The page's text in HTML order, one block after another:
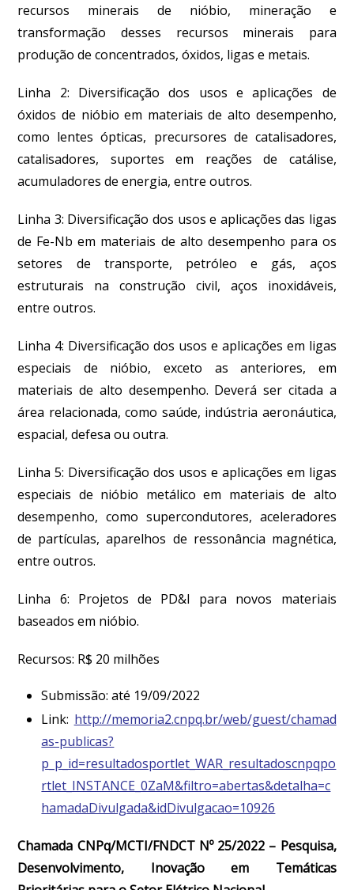
recursos minerais de nióbio, mineração e
transformação desses recursos minerais para
produção de concentrados, óxidos, ligas e metais.
Linha 2: Diversificação dos usos e aplicações de
óxidos de nióbio em materiais de alto desempenho,
como lentes ópticas, precursores de catalisadores,
catalisadores, suportes em reações de catálise,
acumuladores de energia, entre outros.
Linha 3: Diversificação dos usos e aplicações das ligas
de Fe-Nb em materiais de alto desempenho para os
setores de transporte, petróleo e gás, aços
estruturais na construção civil, aços inoxidáveis,
entre outros.
Linha 4: Diversificação dos usos e aplicações em ligas
especiais de nióbio, exceto as anteriores, em
materiais de alto desempenho. Deverá ser citada a
área relacionada, como saúde, indústria aeronáutica,
espacial, defesa ou outra.
Linha 5: Diversificação dos usos e aplicações em ligas
especiais de nióbio metálico em materiais de alto
desempenho, como supercondutores, aceleradores
de partículas, aparelhos de ressonância magnética,
entre outros.
Linha 6: Projetos de PD&I para novos materiais
baseados em nióbio.
Recursos: R$ 20 milhões
Submissão: até 19/09/2022
Link: http://memoria2.cnpq.br/web/guest/chamad
as-publicas?
p_p_id=resultadosportlet_WAR_resultadoscnpqpo
rtlet_INSTANCE_0ZaM&filtro=abertas&detalha=c
hamadaDivulgada&idDivulgacao=10926
Chamada CNPq/MCTI/FNDCT Nº 25/2022 – Pesquisa,
Desenvolvimento, Inovação em Temáticas